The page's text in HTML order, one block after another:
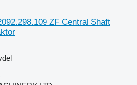
ZF Central Shaft